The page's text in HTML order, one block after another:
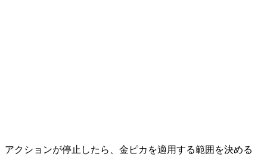
アクションが停止したら、金ピカを適用する範囲を決める